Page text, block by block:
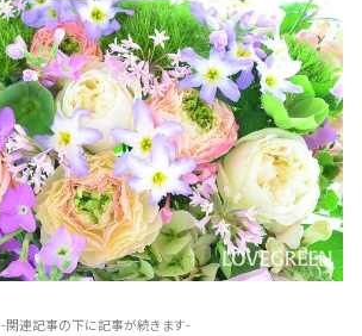
-関連記事の下に記事が続きます-